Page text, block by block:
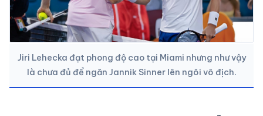
Jiri Lehecka đạt phong độ cao tại Miami nhưng như vậy
là chưa đủ để ngăn Jannik Sinner lên ngôi vô địch.